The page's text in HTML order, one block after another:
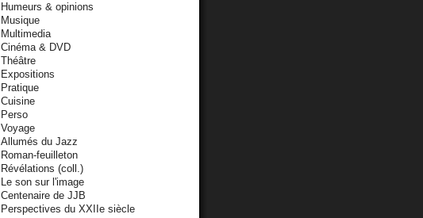
Humeurs & opinions
Musique
Multimedia
Cinéma & DVD
Théâtre
Expositions
Pratique
Cuisine
Perso
Voyage
Allumés du Jazz
Roman-feuilleton
Révélations (coll.)
Le son sur l'image
Centenaire de JJB
Perspectives du XXIIe siècle